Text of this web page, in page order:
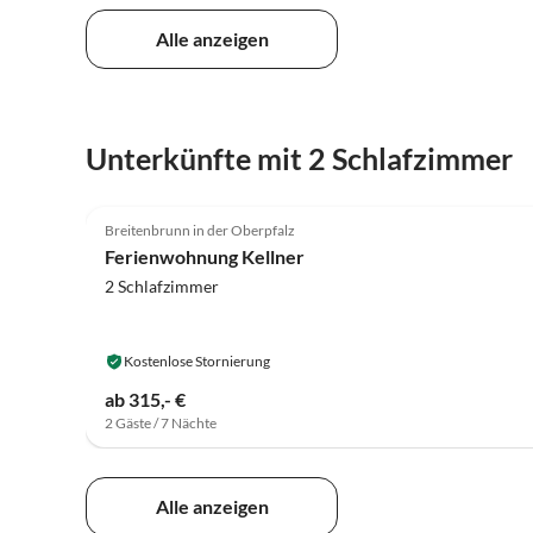
Alle anzeigen
Unterkünfte mit 2 Schlafzimmer
Breitenbrunn in der Oberpfalz
Ferienwohnung Kellner
2 Schlafzimmer
Kostenlose Stornierung
ab 315,- €
2 Gäste / 7 Nächte
Alle anzeigen